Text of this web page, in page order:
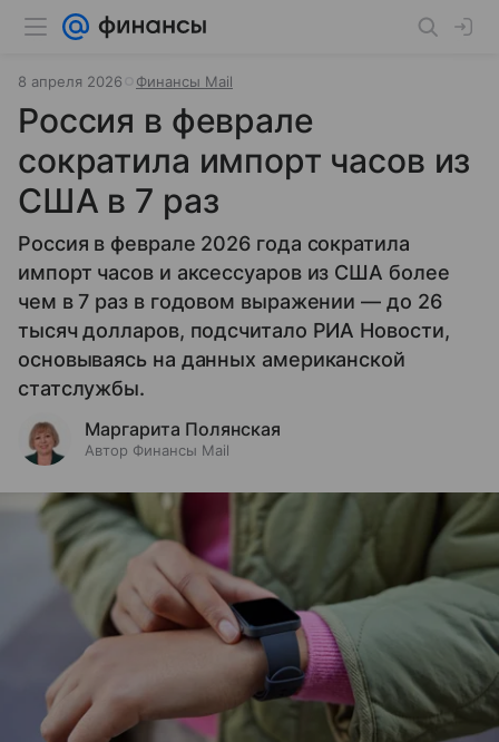
8 апреля 2026 Финансы Mail
Россия в феврале
сократила импорт часов из
США в 7 раз
Россия в феврале 2026 года сократила
импорт часов и аксессуаров из США более
чем в 7 раз в годовом выражении — до 26
тысяч долларов, подсчитало РИА Новости,
основываясь на данных американской
статслужбы.
Маргарита Полянская
Автор Финансы Mail